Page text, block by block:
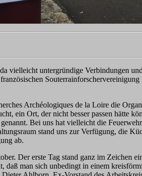
vielleicht untergründige Verbindungen
Archéologiques de la Loire die
ein Ort, der nicht besser passen hätte
Bei uns hat vielleicht die
stand uns zur Verfügung, die
ab.
Der erste Tag stand ganz im Zeichen
man sich unbedingt in einem